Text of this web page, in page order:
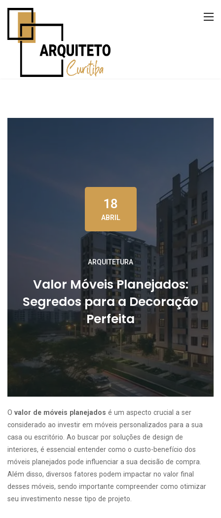
18
ABRIL
ARQUITETURA
Valor Móveis Planejados:
Segredos para a Decoração
Perfeita
O valor de móveis planejados é um aspecto crucial a ser
considerado ao investir em móveis personalizados para a sua
casa ou escritório. Ao buscar por soluções de design de
interiores, é essencial entender como o custo-benefício dos
móveis planejados pode influenciar a sua decisão de compra.
Além disso, diversos fatores podem impactar no valor final
desses móveis, sendo importante compreender como otimizar
seu investimento nesse tipo de projeto.